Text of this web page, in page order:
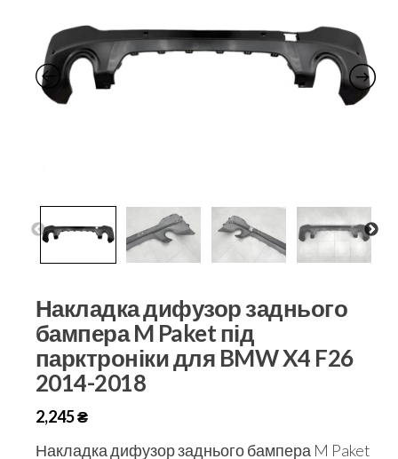
Накладка дифузор заднього
бампера M Paket під
парктроніки для BMW X4 F26
2014-2018
2,245₴
Накладка дифузор заднього бампера M Paket